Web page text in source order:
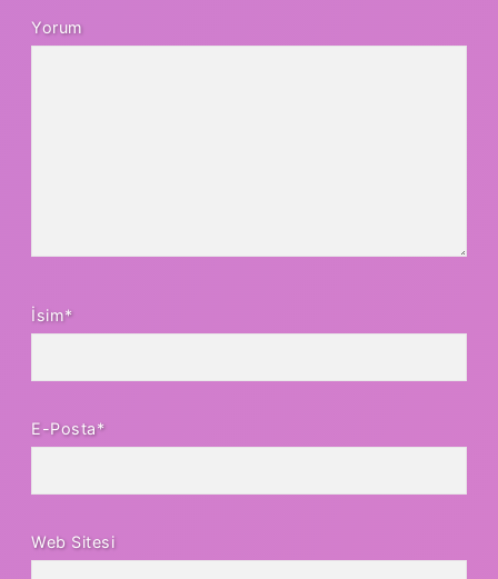
Yorum
İsim*
E-Posta*
Web Sitesi